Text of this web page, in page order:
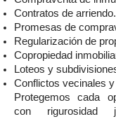
Contratos de arriendo.
Promesas de
Regularización de
Copropiedad
Loteos y
Conflictos vecinales
Protegemos cada
con rigurosidad